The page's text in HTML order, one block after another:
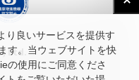
Ltd.
り良いサービスを提供す
す。当ウェブサイトを快
の使用にご同意くださ